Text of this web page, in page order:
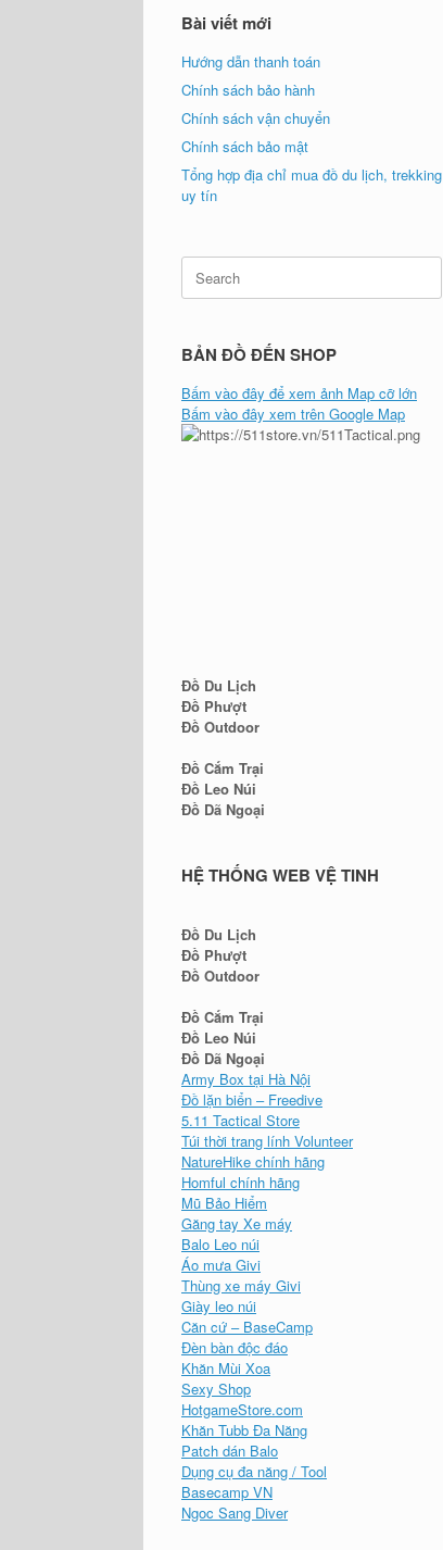
Bài viết mới
Hướng dẫn thanh toán
Chính sách bảo hành
Chính sách vận chuyển
Chính sách bảo mật
Tổng hợp địa chỉ mua đồ du lịch, trekking
uy tín
Search
for:
BẢN ĐỒ ĐẾN SHOP
Bấm vào đây để xem ảnh Map cỡ lớn
Bấm vào đây xem trên Google Map
Đồ Du Lịch
Đồ Phượt
Đồ Outdoor
Đồ Cắm Trại
Đồ Leo Núi
Đồ Dã Ngoại
HỆ THỐNG WEB VỆ TINH
Đồ Du Lịch
Đồ Phượt
Đồ Outdoor
Đồ Cắm Trại
Đồ Leo Núi
Đồ Dã Ngoại
Army Box tại Hà Nội
Đồ lặn biển – Freedive
5.11 Tactical Store
Túi thời trang lính Volunteer
NatureHike chính hãng
Homful chính hãng
Mũ Bảo Hiểm
Găng tay Xe máy
Balo Leo núi
Áo mưa Givi
Thùng xe máy Givi
Giày leo núi
Căn cứ – BaseCamp
Đèn bàn độc đáo
Khăn Mùi Xoa
Sexy Shop
HotgameStore.com
Khăn Tubb Đa Năng
Patch dán Balo
Dụng cụ đa năng / Tool
Basecamp VN
Ngoc Sang Diver